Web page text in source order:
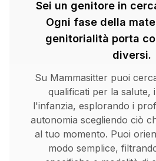
Sei un genitore in
Ogni fase della
genitorialità porta
diversi.
Su Mammasitter puoi
qualificati per la salute,
l'infanzia, esplorando i
autonomia scegliendo ciò
al tuo momento. Puoi
modo semplice,